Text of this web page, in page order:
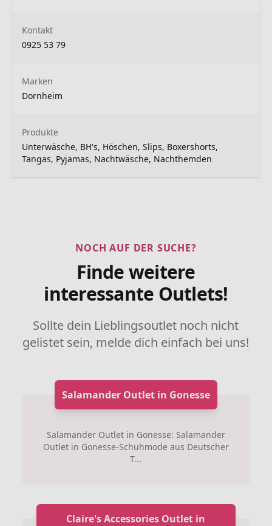
Kontakt
0925 53 79
Marken
Dornheim
Produkte
Unterwäsche, BH's, Höschen, Slips, Boxershorts,
Tangas, Pyjamas, Nachtwäsche, Nachthemden
NOCH AUF DER SUCHE?
Finde weitere
interessante Outlets!
Sollte dein Lieblingsoutlet noch nicht
gelistet sein, melde dich einfach bei uns!
Salamander Outlet in Gonesse
Salamander Outlet in Gonesse: Salamander
Outlet in Gonesse-Schuhmode aus Deutscher
T...
Claire's Accessories Outlet in